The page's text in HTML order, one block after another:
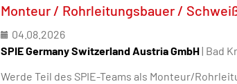
Monteur / Rohrleitungsbauer /
04.08.2026
SPIE Germany Switzerland Austria GmbH| Bad
Werde Teil des SPIE-Teams als Monteur/